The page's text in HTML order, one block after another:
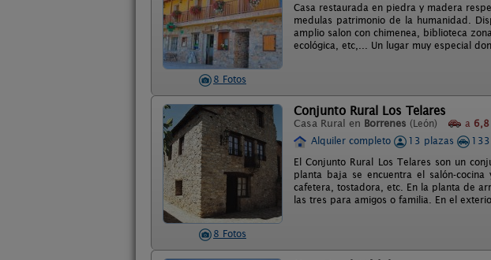
8 Fotos
Casa restaurada en piedra y madera
medulas patrimonio de la humanidad.
amplio salon con chimenea, biblioteca
ecológica, etc,... Un lugar muy especial
8 Fotos
Conjunto Rural Los Telares
Casa Rural en Borrenes (León) a
Alquiler completo
13 plazas
El Conjunto Rural Los Telares son un
planta baja se encuentra el salón-
cafetera, tostadora, etc. En la planta de
las tres para amigos o familia. En el